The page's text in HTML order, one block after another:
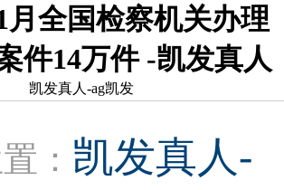
月全国检察机关办理
件14万件 -凯发真人
凯发真人-ag凯发
： 凯发真人-